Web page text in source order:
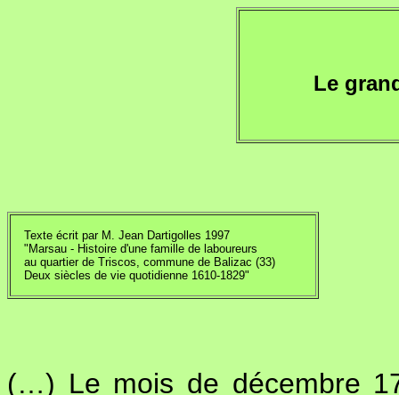
Le
Texte écrit par M. Jean Dartigolles 1997
"Marsau - Histoire d'une famille de laboureurs
au quartier de Triscos, commune de Balizac (33)
Deux siècles de vie quotidienne 1610-1829"
(…) Le mois de décembre